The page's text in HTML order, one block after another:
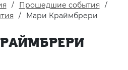
Прошедшие события
Мари Краймбрери